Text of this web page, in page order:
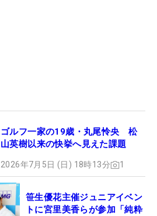
ゴルフ一家の19歳・丸尾怜央 松
山英樹以来の快挙へ見えた課題
2026年7月5日 (日) 18時13分 1
笹生優花主催ジュニアイベン
トに宮里美香らが参加「純粋